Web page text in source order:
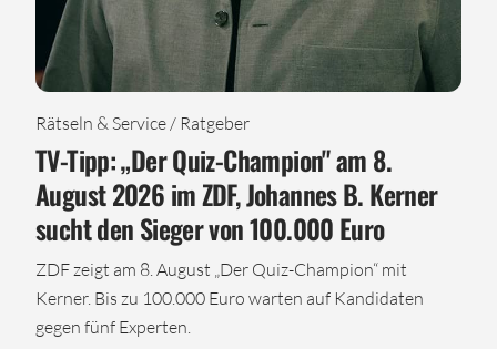
Rätseln & Service / Ratgeber
TV-Tipp: „Der Quiz-Champion" am 8.
August 2026 im ZDF, Johannes B. Kerner
sucht den Sieger von 100.000 Euro
ZDF zeigt am 8. August „Der Quiz-Champion“ mit
Kerner. Bis zu 100.000 Euro warten auf Kandidaten
gegen fünf Experten.